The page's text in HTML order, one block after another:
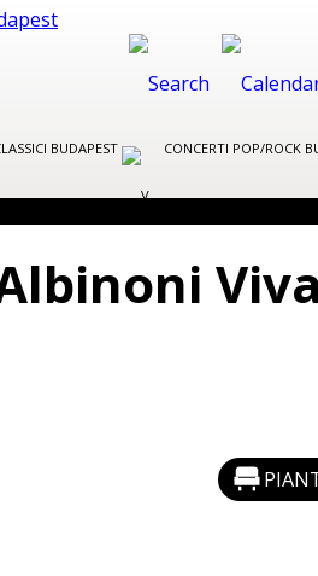
BUDAPEST CONCERTI POP/ROCK